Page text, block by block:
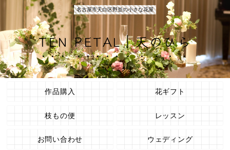
名古屋市天白区野並の小さな花屋
TEN PETAL｜天のひら
作品購入 花ギフト
枝もの便 レッスン
お問い合わせ ウェディング